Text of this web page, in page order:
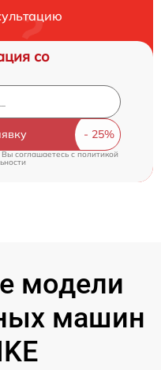
со
соглашаетесь c политикой
модели
машин